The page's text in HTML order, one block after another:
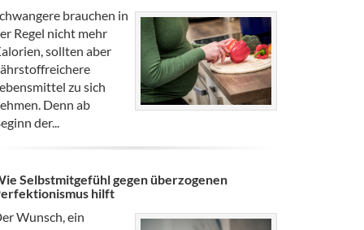
brauchen in
Regel nicht mehr
sollten aber
zu sich
Denn ab
der...
Selbstmitgefühl gegen überzogenen
hilft
Wunsch, ein